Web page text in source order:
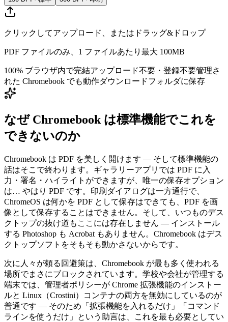
クリックしてアップロード、またはドラッグ&ドロップ
PDF ファイルのみ、1 ファイルあたり最大 100MB
100% ブラウザ内で完結アップロード不要・登録不要管理さ
れた Chromebook でも動作ダウンロードフォルダに保存
なぜ Chromebook は標準機能でこれを
できないのか
Chromebook は PDF を美しく開けます — そして標準機能の
話はそこで終わります。ギャラリーアプリでは PDF に入
力・署名・ハイライトができますが、唯一の保存オプション
は… やはり PDF です。印刷ダイアログは一方通行で、
ChromeOS は何かを PDF として保存はできても、PDF を画
像として保存することはできません。そして、いつものデス
クトップの抜け道もここには存在しません — インストール
する Photoshop も Acrobat もありません。Chromebook はデス
クトップソフトをそもそも動かさないからです。
次に人々が頼る回避策は、Chromebook が最も多く使われる
場所でまさにブロックされています。学校や会社が管理する
端末では、管理者ポリシーが Chrome 拡張機能のインストー
ルと Linux（Crostini）コンテナの両方を無効にしているのが
普通です — そのため「拡張機能を入れるだけ」「コマンド
ラインを使うだけ」という助言は、これを最も必要としてい